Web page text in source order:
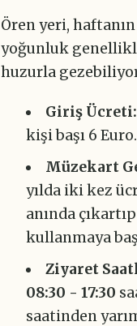
Ören yeri,
yoğunluk
huzurla
Giriş Ücreti:
kişi başı 6 Euro.
Müzekart
yılda iki kez
anında
kullanmaya
Ziyaret
08:30 - 17:30
saatinden